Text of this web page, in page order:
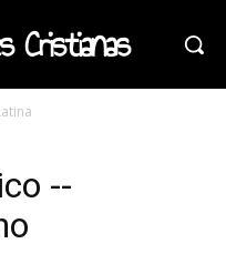
Cristianas
--